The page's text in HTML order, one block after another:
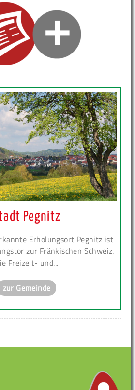
Pegnitz
Erholungsort Pegnitz ist
zur Fränkischen Schweiz.
Freizeit- und...
zur Gemeinde